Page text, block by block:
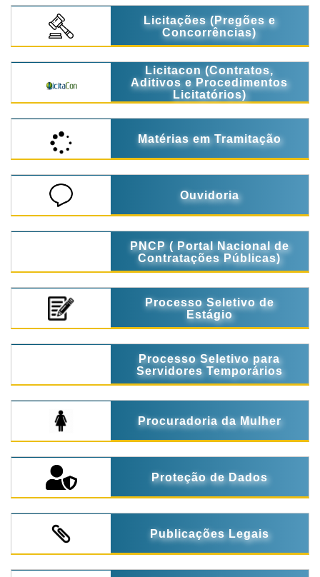
Licitações (Pregões e
Concorrências)
Licitacon (Contratos,
Aditivos e Procedimentos
Licitatórios)
Matérias em Tramitação
Ouvidoria
PNCP ( Portal Nacional de
Contratações Públicas)
Processo Seletivo de
Estágio
Processo Seletivo para
Servidores Temporários
Procuradoria da Mulher
Proteção de Dados
Publicações Legais